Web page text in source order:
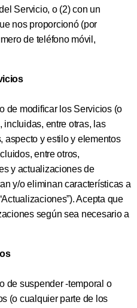
Servicio, o (2) con un
nos proporcionó (por
de teléfono móvil,
de modificar los Servicios (o
incluidas, entre otras, las
aspecto y estilo y elementos
entre otros,
y actualizaciones de
y/o eliminan características a
Acepta que
según sea necesario a
de suspender -temporal o
(o cualquier parte de los